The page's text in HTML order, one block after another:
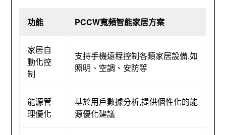
功能 PCCW寬頻智能家居方案
家居自
動化控
制
支持手機遠程控制各類家居設備,如
照明、空調、安防等
能源管
理優化
基於用戶數據分析,提供個性化的能
源優化建議